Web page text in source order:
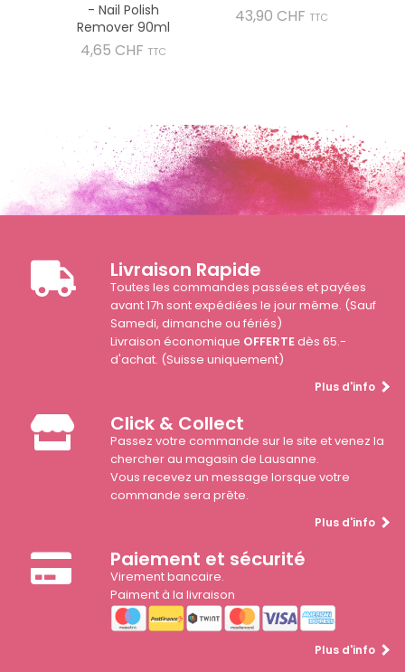
- Nail Polish
Remover 90ml
4,65 CHF Prix
TTC
43,90 CHF Prix
TTC
Livraison Rapide
Toutes les commandes passées et payées
avant 17h sont expédiées le jour même. (Sauf
Samedi, dimanche ou fériés)
Livraison économique OFFERTEdès 65.-
d'achat. (Suisse uniquement)
Plus d'info
Click & Collect
Passez votre commande sur le site et venez la
chercher au magasin de Lausanne.
Vous recevez un message lorsque votre
commande sera prête.
Plus d'info
Paiement et sécurité
Virement bancaire.
Paiment à la livraison
Plus d'info